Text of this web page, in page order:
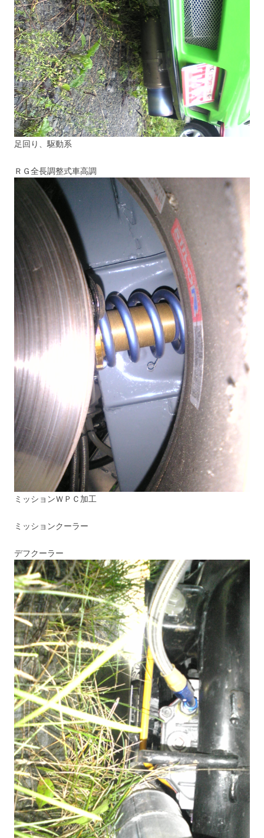
足回り、駆動系
ＲＧ全長調整式車高調
ミッションＷＰＣ加工
ミッションクーラー
デフクーラー